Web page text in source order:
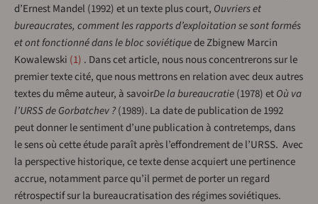
d’Ernest Mandel (1992) et un texte plus court, Ouvriers et
bureaucrates, comment les rapports d’exploitation se sont formés
et ont fonctionné dans le bloc soviétiquede Zbignew Marcin
Kowalewski 1 . Dans cet article, nous nous concentrerons sur le
premier texte cité, que nous mettrons en relation avec deux autres
textes du même auteur, à savoirDe la bureaucratie(1978) etOù va
l’URSS de Gorbatchev ?(1989). La date de publication de 1992
peut donner le sentiment d’une publication à contretemps, dans
le sens où cette étude paraît après l’effondrement de l’URSS. Avec
la perspective historique, ce texte dense acquiert une pertinence
accrue, notamment parce qu’il permet de porter un regard
rétrospectif sur la bureaucratisation des régimes soviétiques.